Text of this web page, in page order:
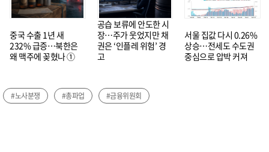
중국 수출 1년 새
232% 급증…북한은
왜 맥주에 꽂혔나 ①
공습 보류에 안도한 시
장…주가 웃었지만 채
권은 ‘인플레 위험’ 경
고
서울 집값 다시 0.26%
상승…전세도 수도권
중심으로 압박 커져
#노사분쟁 #총파업 #금융위원회